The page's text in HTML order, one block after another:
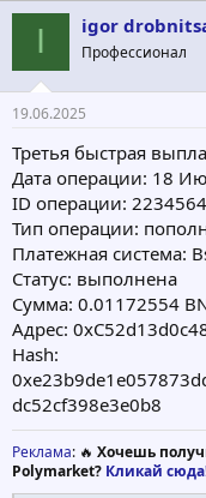
I igor
Профессионал
19.06.2025
Третья быстрая
Дата операции: 18
ID операции:
Тип операции:
Платежная система:
Статус: выполнена
Сумма: 0.01172554
Адрес:
Hash:
dc52cf398e3e0b8
Реклама: 🔥 Хочешь
Polymarket? Кликай